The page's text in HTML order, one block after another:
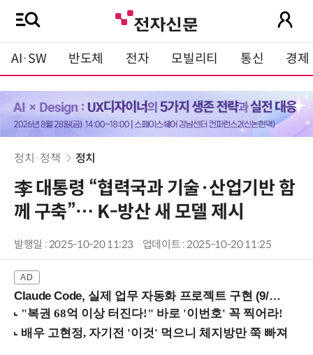
AI·SW 반도체 전자 모빌리티 통신 경제
정치·정책 정치
李 대통령 “협력국과 기술·산업기반 함
께 구축”… K-방산 새 모델 제시
발행일 : 2025-10-20 11:23 업데이트 : 2025-10-20 11:25
Claude Code, 실제 업무 자동화 프로젝트 구현 (9/16 ~17 강남역)